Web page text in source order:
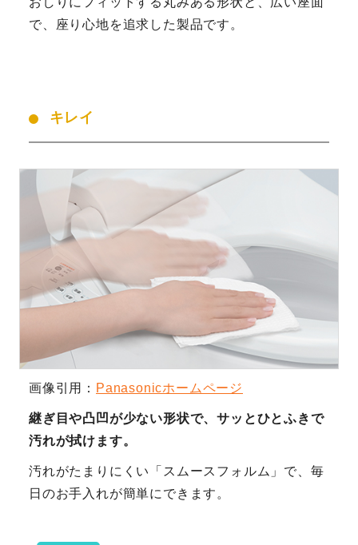
で、座り心地を追求した製品です。
キレイ
画像引用： Panasonicホームページ
継ぎ目や凸凹が少ない形状で、サッとひとふきで
汚れが拭けます。
汚れがたまりにくい「スムースフォルム」で、毎
日のお手入れが簡単にできます。